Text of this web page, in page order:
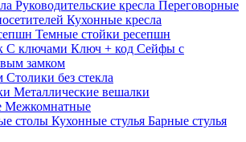
Руководительские кресла Переговорные
Кухонные кресла
Темные стойки ресепшн
С ключами Ключ + код Сейфы с
замком
Столики без стекла
Металлические вешалки
Межкомнатные
столы Кухонные стулья Барные стулья